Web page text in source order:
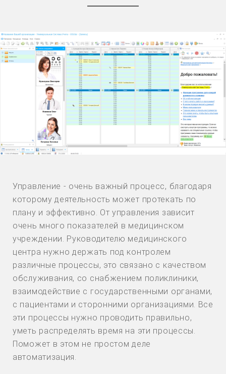
Управление - очень важный процесс, благодаря
которому деятельность может протекать по
плану и эффективно. От управления зависит
очень много показателей в медицинском
учреждении. Руководителю медицинского
центра нужно держать под контролем
различные процессы, это связано с качеством
обслуживания, со снабжением поликлиники,
взаимодействие с государственными органами,
с пациентами и сторонними организациями. Все
эти процессы нужно проводить правильно,
уметь распределять время на эти процессы.
Поможет в этом не простом деле
автоматизация.